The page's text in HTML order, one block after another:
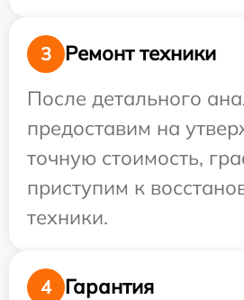
3
Ремонт техники
После детального
предоставим на
точную стоимость,
приступим к
техники.
4 Гарантия